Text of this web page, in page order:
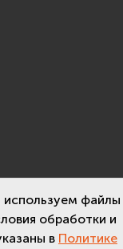
файлы
обработки и
в Политике